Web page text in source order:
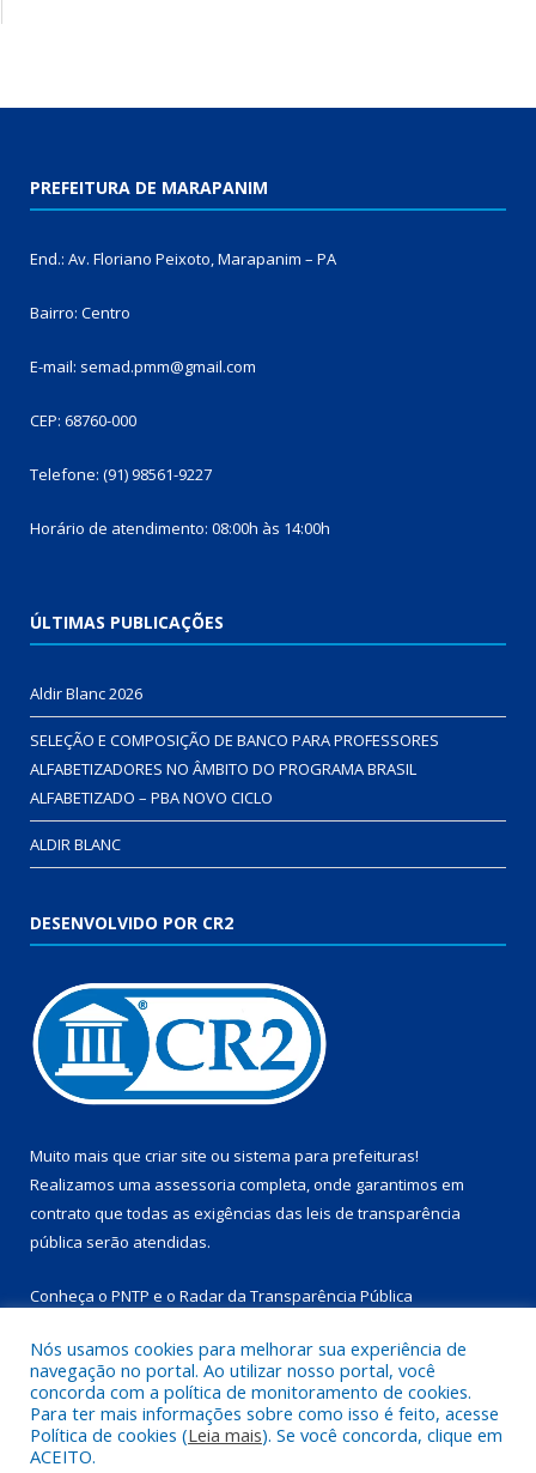
PREFEITURA DE MARAPANIM
End.: Av. Floriano Peixoto, Marapanim – PA
Bairro: Centro
E-mail: semad.pmm@gmail.com
CEP: 68760-000
Telefone: (91) 98561-9227
Horário de atendimento: 08:00h às 14:00h
ÚLTIMAS PUBLICAÇÕES
Aldir Blanc 2026
SELEÇÃO E COMPOSIÇÃO DE BANCO PARA PROFESSORES
ALFABETIZADORES NO ÂMBITO DO PROGRAMA BRASIL
ALFABETIZADO – PBA NOVO CICLO
ALDIR BLANC
DESENVOLVIDO POR CR2
Muito mais que criar site ou sistema para prefeituras!
Realizamos uma assessoria completa, onde garantimos em
contrato que todas as exigências das leis de transparência
pública serão atendidas.
Conheça o PNTP e o Radar da Transparência Pública
Todos os direitos reservados a Prefeitura Municipal de
Marapanim.
Nós usamos cookies para melhorar sua experiência de
navegação no portal. Ao utilizar nosso portal, você
concorda com a política de monitoramento de cookies.
Para ter mais informações sobre como isso é feito, acesse
Política de cookies (Leia mais). Se você concorda, clique em
ACEITO.